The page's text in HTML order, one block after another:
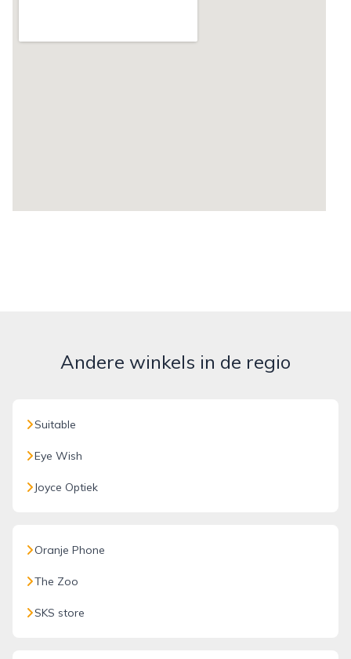
Andere winkels in de regio
Suitable
Eye Wish
Joyce Optiek
Oranje Phone
The Zoo
SKS store